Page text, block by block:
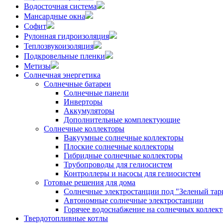
Водосточная система
Мансардные окна
Софит
Рулонная гидроизоляция
Теплозвукоизоляция
Подкровельные пленки
Метизы
Солнечная энергетика
Солнечные батареи
Солнечные панели
Инверторы
Аккумуляторы
Дополнительные комплектующие
Солнечные коллекторы
Вакуумные солнечные коллекторы
Плоские солнечные коллекторы
Гибридные солнечные коллекторы
Трубопроводы для гелиосистем
Контроллеры и насосы для гелиосистем
Готовые решения для дома
Солнечные электростанции под "Зеленый
Автономные солнечные электростанции
Горячее водоснабжение на солнечных
Твердотопливные котлы